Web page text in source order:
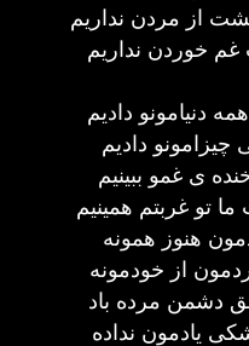
از مردن نداریم
خوردن نداریم
دنیامونو دادیم
چیزامونو دادیم
ی غمو ببینیم
تو غربتم همینیم
هنوز همونه
از خودمونه
دشمن مرده باد
یادمون نداده